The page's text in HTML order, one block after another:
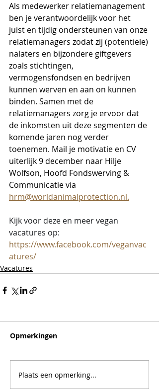
Als medewerker relatiemanagement
ben je verantwoordelijk voor het
juist en tijdig ondersteunen van onze
relatiemanagers zodat zij (potentiële)
nalaters en bijzondere giftgevers
zoals stichtingen,
vermogensfondsen en bedrijven
kunnen werven en aan on kunnen
binden. Samen met de
relatiemanagers zorg je ervoor dat
de inkomsten uit deze segmenten de
komende jaren nog verder
toenemen. Mail je motivatie en CV
uiterlijk 9 december naar Hilje
Wolfson, Hoofd Fondswerving &
Communicatie via
hrm@worldanimalprotection.nl.
Kijk voor deze en meer vegan
vacatures op:
https://www.facebook.com/veganvac
atures/
Vacatures
Opmerkingen
Plaats een opmerking...